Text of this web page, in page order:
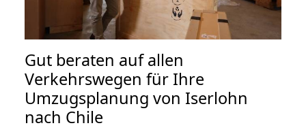
Gut beraten auf allen
Verkehrswegen für Ihre
Umzugsplanung von Iserlohn
nach Chile